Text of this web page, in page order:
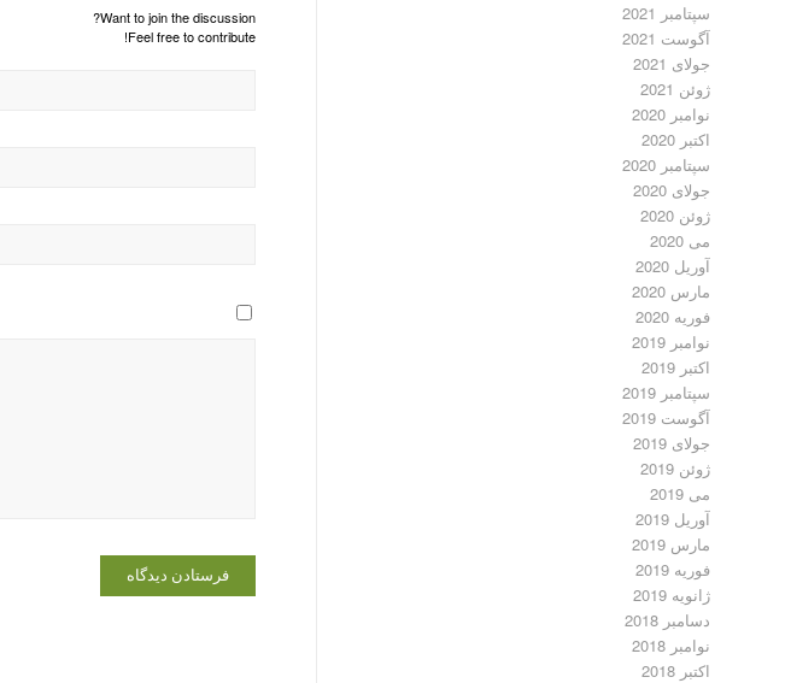
Want to join the discussion?
Feel free to contribute!
سپتامبر 2021
آگوست 2021
جولای 2021
ژوئن 2021
نوامبر 2020
اکتبر 2020
سپتامبر 2020
جولای 2020
ژوئن 2020
می 2020
آوریل 2020
مارس 2020
فوریه 2020
نوامبر 2019
اکتبر 2019
سپتامبر 2019
آگوست 2019
جولای 2019
ژوئن 2019
می 2019
آوریل 2019
مارس 2019
فوریه 2019
ژانویه 2019
دسامبر 2018
نوامبر 2018
اکتبر 2018